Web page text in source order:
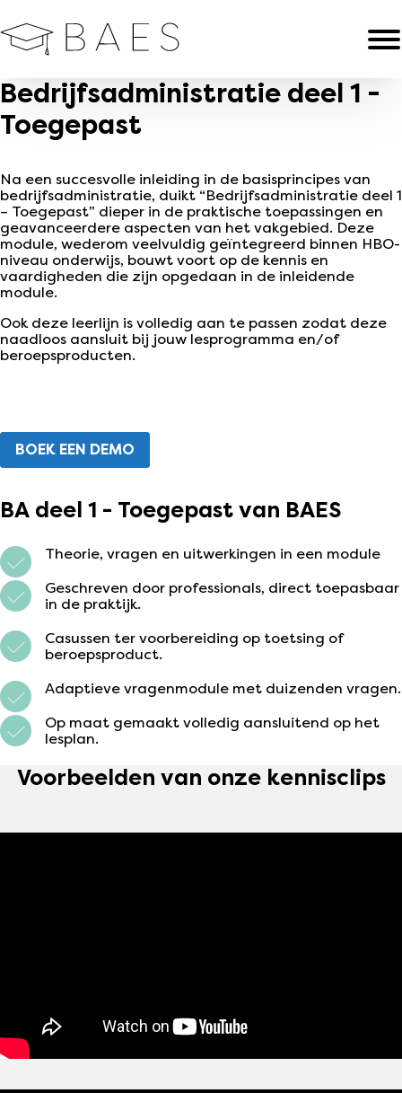
Bedrijfsadministratie deel 1 -
Toegepast
Na een succesvolle inleiding in de basisprincipes van
bedrijfsadministratie, duikt “Bedrijfsadministratie deel 1
– Toegepast” dieper in de praktische toepassingen en
geavanceerdere aspecten van het vakgebied. Deze
module, wederom veelvuldig geïntegreerd binnen HBO-
niveau onderwijs, bouwt voort op de kennis en
vaardigheden die zijn opgedaan in de inleidende
module.
Ook deze leerlijn is volledig aan te passen zodat deze
naadloos aansluit bij jouw lesprogramma en/of
beroepsproducten.
BOEK EEN DEMO
BA deel 1 - Toegepast van BAES
Theorie, vragen en uitwerkingen in een module
Geschreven door professionals, direct toepasbaar
in de praktijk.
Casussen ter voorbereiding op toetsing of
beroepsproduct.
Adaptieve vragenmodule met duizenden vragen.
Op maat gemaakt volledig aansluitend op het
lesplan.
Voorbeelden van onze kennisclips